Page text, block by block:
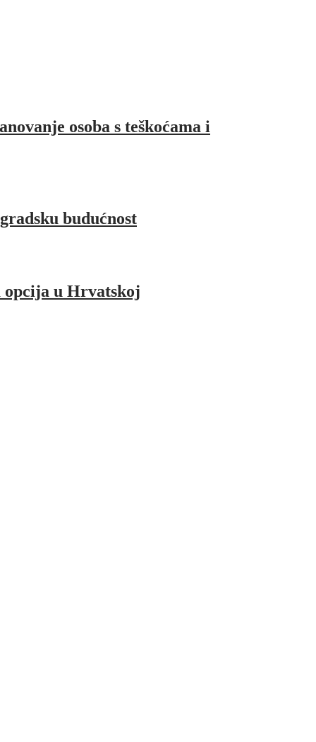
osoba s teškoćama i
budućnost
opcija u Hrvatskoj